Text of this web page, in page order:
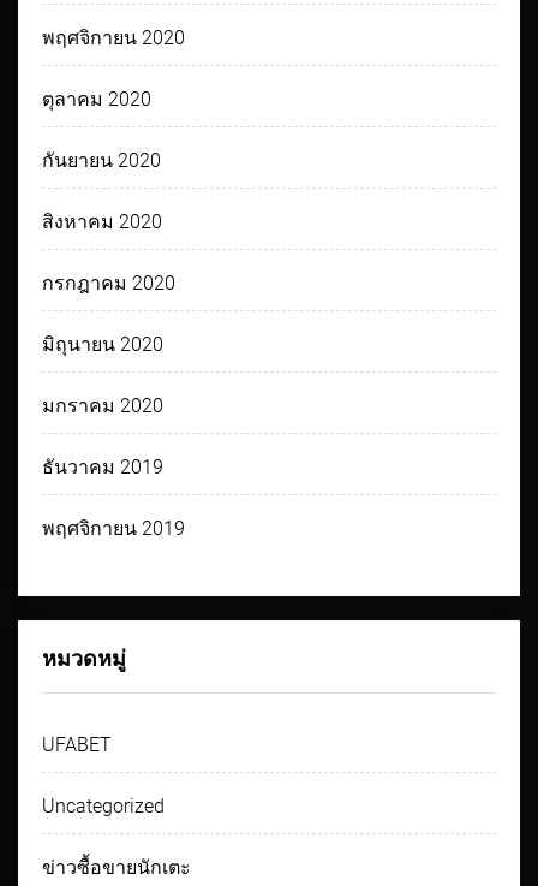
พฤศจิกายน 2020
ตุลาคม 2020
กันยายน 2020
สิงหาคม 2020
กรกฎาคม 2020
มิถุนายน 2020
มกราคม 2020
ธันวาคม 2019
พฤศจิกายน 2019
หมวดหมู่
UFABET
Uncategorized
ข่าวซื้อขายนักเตะ